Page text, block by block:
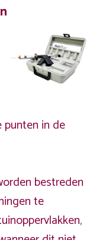
punten in de
bestreden
te